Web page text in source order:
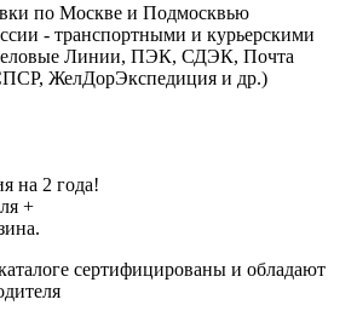
по Москве и Подмосквью
- транспортными и курьерскими
Линии, ПЭК, СДЭК, Почта
ЖелДорЭкспедиция и др.)
на 2 года!
+
сертифицированы и обладают